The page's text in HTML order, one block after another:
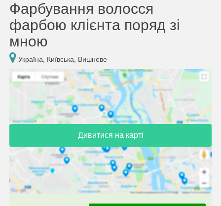
Фарбування волосся
фарбою клієнта поряд зі
мною
Україна, Київська, Вишневе
Дивитися на карті